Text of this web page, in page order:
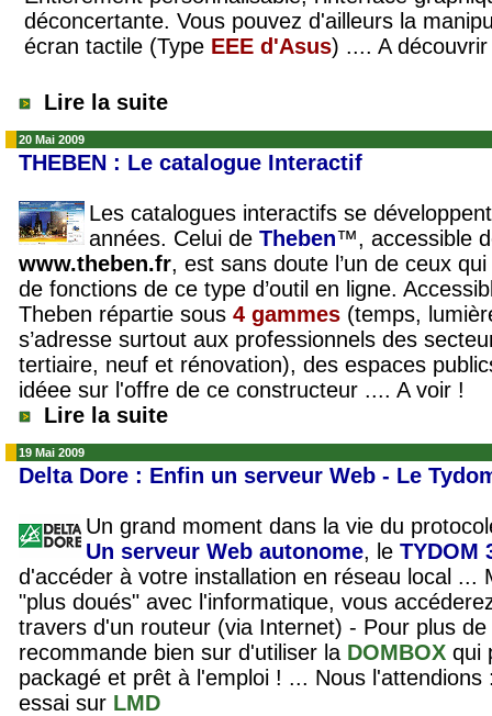
déconcertante. Vous pouvez d'ailleurs la
écran tactile (Type EEE d'Asus) .... A
Lire la suite
20 Mai 2009
THEBEN : Le catalogue Interactif
Les catalogues interactifs se
années. Celui de Theben™, accessible
www.theben.fr, est sans doute l’un de ceux
de fonctions de ce type d’outil en ligne.
Theben répartie sous 4 gammes (temps,
s’adresse surtout aux professionnels des
tertiaire, neuf et rénovation), des espaces
idéee sur l'offre de ce constructeur .... A voir !
Lire la suite
19 Mai 2009
Delta Dore : Enfin un serveur Web - Le
Un grand moment dans la vie du
Un serveur Web autonome, le TYDOM
d'accéder à votre installation en réseau local ...
"plus doués" avec l'informatique, vous
travers d'un routeur (via Internet) - Pour plus
recommande bien sur d'utiliser la DOMBOX qui
packagé et prêt à l'emploi ! ... Nous
essai sur LMD